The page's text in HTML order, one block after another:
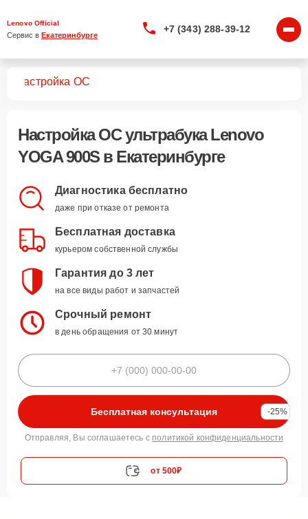
Lenovo Official
Сервис в Екатеринбурге
+7 (343) 288-39-12
Настройка ОС
Настройка ОС ультрабука Lenovo
YOGA 900S в Екатеринбурге
Диагностика бесплатно
даже при отказе от ремонта
Бесплатная доставка
курьером собственной службы
Гарантия до 3 лет
на все виды работ и запчастей
Срочный ремонт
в день обращения от 30 минут
Бесплатная консультация -25%
Отправляя, Вы соглашаетесь с политикой конфиденциальности
от 500₽